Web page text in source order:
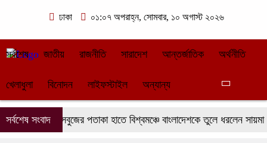
ঢাকা ০১:০৭ অপরাহ্ন, সোমবার, ১০ অগাস্ট ২০২৬
সর্বশেষ জাতীয় রাজনীতি সারাদেশ আন্তর্জাতিক অর্থনীতি
খেলাধুলা বিনোদন লাইফস্টাইল অন্যান্য
সর্বশেষ সংবাদ
লাল-সবুজের পতাকা হাতে বিশ্বমঞ্চে বাংলাদেশকে তুলে ধরলেন সায়মা আনিকা